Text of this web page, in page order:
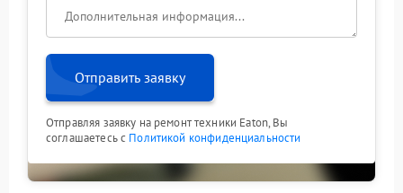
Отправить заявку
Отправляя заявку на ремонт техники Eaton, Вы
соглашаетесь с Политикой конфиденциальности